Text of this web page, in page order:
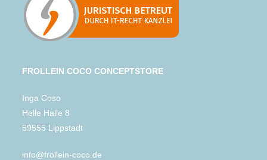
FROLLEIN COCO CONCEPTSTORE
Inga Coso
Helle Halle 8
59555 Lippstadt
info@frollein-coco.de